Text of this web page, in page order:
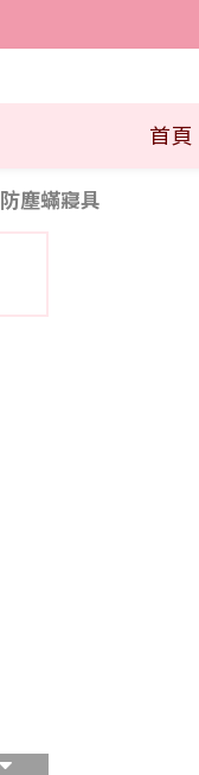
首頁
防塵蟎寢具